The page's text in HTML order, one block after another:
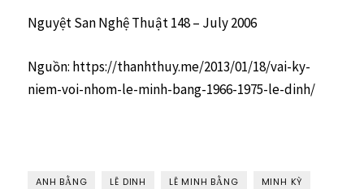
Nguyệt San Nghệ Thuật 148 – July 2006
Nguồn: https://thanhthuy.me/2013/01/18/vai-ky-
niem-voi-nhom-le-minh-bang-1966-1975-le-dinh/
ANH BẰNG LÊ DINH LÊ MINH BẰNG MINH KỲ